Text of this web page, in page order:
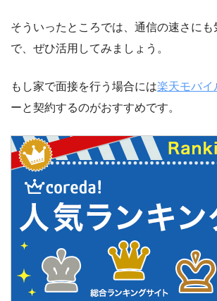
そういったところでは、通信の速さに
で、ぜひ活用してみましょう。
もし家で面接を行う場合には楽天モバイ
ーと契約するのがおすすめです。